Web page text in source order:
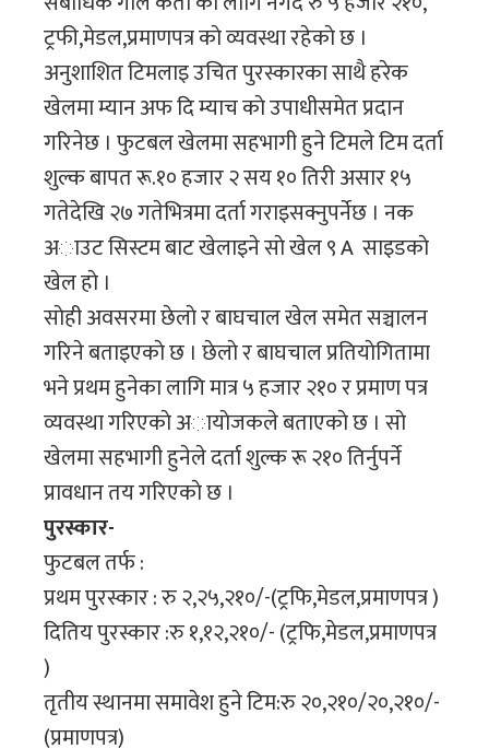
ट्रफी,मेडल,प्रमाणपत्र काे व्यवस्था रहेकाे छ ।
अनुशाशित टिमलाइ उचित पुरस्कारका साथै हरेक
खेलमा म्यान अफ दि म्याच काे उपाधीसमेत प्रदान
गरिनेछ । फुटबल खेलमा सहभागी हुने टिमले टिम दर्ता
शुल्क बापत रू.१० हजार २ सय १० तिरी असार १५
गतेदेखि २७ गतेभित्रमा दर्ता गराइसक्नुपर्नेछ । नक
अाउट सिस्टम बाट खेलाइने साे खेल ९ A साइडकाे
खेल हाे ।
साेही अवसरमा छेलाे र बाघचाल खेल समेत सञ्चालन
गरिने बताइएकाे छ । छेलाे र बाघचाल प्रतियाेगितामा
भने प्रथम हुनेका लागि मात्र ५ हजार २१० र प्रमाण पत्र
व्यवस्था गरिएकाे अायाेजकले बताएकाे छ । साे
खेलमा सहभागी हुनेले दर्ता शुल्क रू २१० तिर्नुपर्ने
प्रावधान तय गरिएकाे छ ।
पुरस्कार-
फुटबल तर्फ :
प्रथम पुरस्कार : रु २,२५,२१०/-(ट्रफि,मेडल,प्रमाणपत्र )
दितिय पुरस्कार :रु १,१२,२१०/- (ट्रफि,मेडल,प्रमाणपत्र
)
तृतीय स्थानमा समावेश हुने टिम:रु २०,२१०/२०,२१०/-
(प्रमाणपत्र)